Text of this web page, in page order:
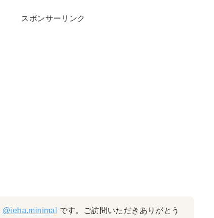
スポンサーリンク
@ieha.minimal
です。ご訪問いただきありがとう